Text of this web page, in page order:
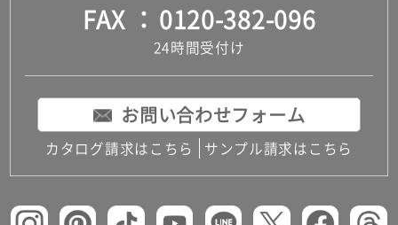
FAX 0120-382-096
24時間受付け
お問い合わせフォーム
カタログ請求はこちら サンプル請求はこちら